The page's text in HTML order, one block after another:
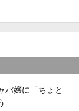
バ嬢に「ちょと